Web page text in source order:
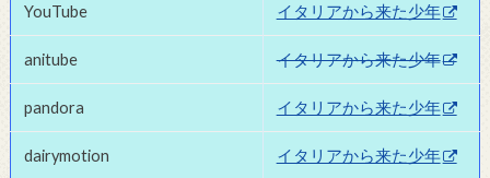
YouTube イタリアから来た少年
anitube イタリアから来た少年
pandora イタリアから来た少年
dairymotion イタリアから来た少年